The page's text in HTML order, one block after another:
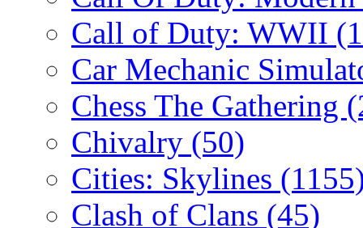
Call of Duty: WWII
Car Mechanic
Chess The Gathering
Chivalry (50)
Cities: Skylines
Clash of Clans (45)